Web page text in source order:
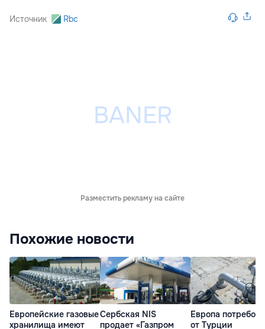
Источник Rbc
Разместить рекламу на сайте
Похожие новости
Европейские газовые
хранилища имеют
Сербская NIS
продает «Газпром
Европа
от Турции